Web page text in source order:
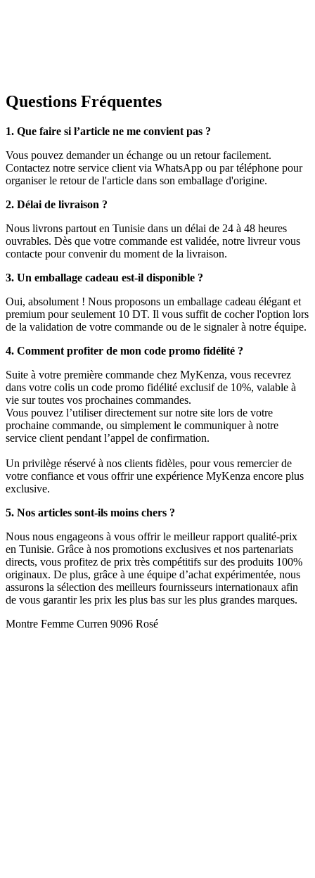
Questions Fréquentes
1. Que faire si l’article ne me convient pas ?
Vous pouvez demander un échange ou un retour facilement.
Contactez notre service client via WhatsApp ou par téléphone pour
organiser le retour de l'article dans son emballage d'origine.
2. Délai de livraison ?
Nous livrons partout en Tunisie dans un délai de 24 à 48 heures
ouvrables. Dès que votre commande est validée, notre livreur vous
contacte pour convenir du moment de la livraison.
3. Un emballage cadeau est-il disponible ?
Oui, absolument ! Nous proposons un emballage cadeau élégant et
premium pour seulement 10 DT. Il vous suffit de cocher l'option lors
de la validation de votre commande ou de le signaler à notre équipe.
4. Comment profiter de mon code promo fidélité ?
Suite à votre première commande chez MyKenza, vous recevrez
dans votre colis un code promo fidélité exclusif de 10%, valable à
vie sur toutes vos prochaines commandes.
Vous pouvez l’utiliser directement sur notre site lors de votre
prochaine commande, ou simplement le communiquer à notre
service client pendant l’appel de confirmation.
Un privilège réservé à nos clients fidèles, pour vous remercier de
votre confiance et vous offrir une expérience MyKenza encore plus
exclusive.
5. Nos articles sont-ils moins chers ?
Nous nous engageons à vous offrir le meilleur rapport qualité-prix
en Tunisie. Grâce à nos promotions exclusives et nos partenariats
directs, vous profitez de prix très compétitifs sur des produits 100%
originaux. De plus, grâce à une équipe d’achat expérimentée, nous
assurons la sélection des meilleurs fournisseurs internationaux afin
de vous garantir les prix les plus bas sur les plus grandes marques.
Montre Femme Curren 9096 Rosé